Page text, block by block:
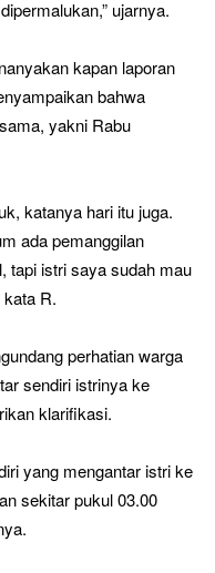
ujarnya.
kapan laporan
bahwa
yakni Rabu
katanya hari itu juga.
ada pemanggilan
tapi istri saya sudah mau
R.
perhatian warga
sendiri istrinya ke
klarifikasi.
yang mengantar istri ke
sekitar pukul 03.00